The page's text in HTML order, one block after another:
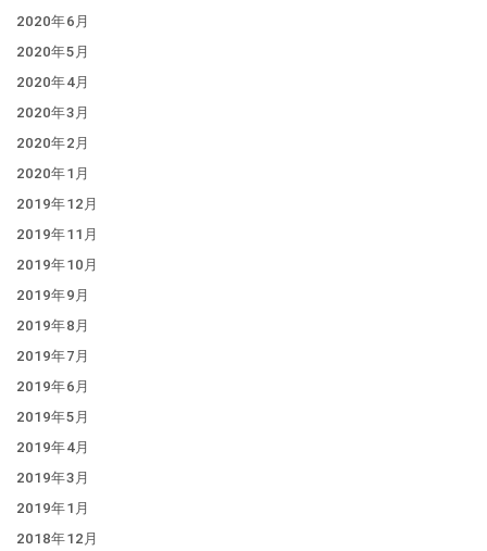
2020年6月
2020年5月
2020年4月
2020年3月
2020年2月
2020年1月
2019年12月
2019年11月
2019年10月
2019年9月
2019年8月
2019年7月
2019年6月
2019年5月
2019年4月
2019年3月
2019年1月
2018年12月